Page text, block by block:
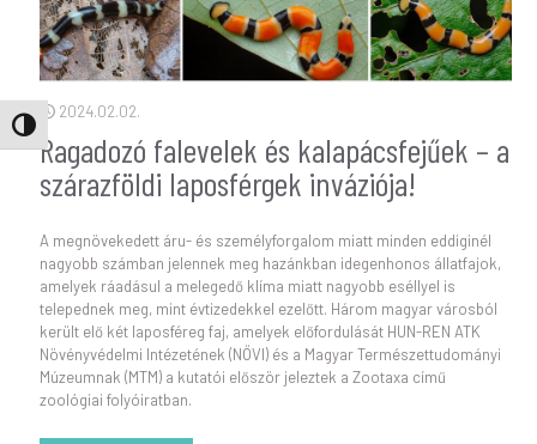
Nagy kontraszt váltása
2024.02.02.
Ragadozó falevelek és kalapácsfejűek – a
szárazföldi laposférgek inváziója!
A megnövekedett áru- és személyforgalom miatt minden eddiginél
nagyobb számban jelennek meg hazánkban idegenhonos állatfajok,
amelyek ráadásul a melegedő klíma miatt nagyobb eséllyel is
telepednek meg, mint évtizedekkel ezelőtt. Három magyar városból
került elő két laposféreg faj, amelyek előfordulását HUN-REN ATK
Növényvédelmi Intézetének (NÖVI) és a Magyar Természettudományi
Múzeumnak (MTM) a kutatói először jeleztek a Zootaxa című
zoológiai folyóiratban.